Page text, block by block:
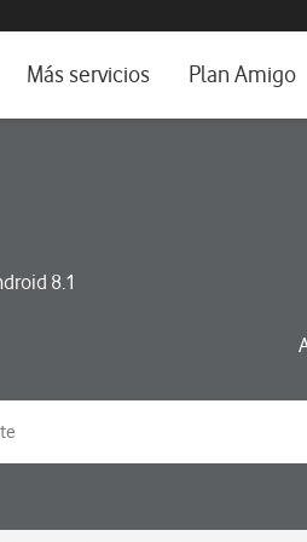
Más servicios Plan Amigo
8.1